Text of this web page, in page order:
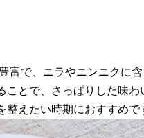
富で、ニラやニンニクに
とで、さっぱりした味わ
えたい時期におすすめで